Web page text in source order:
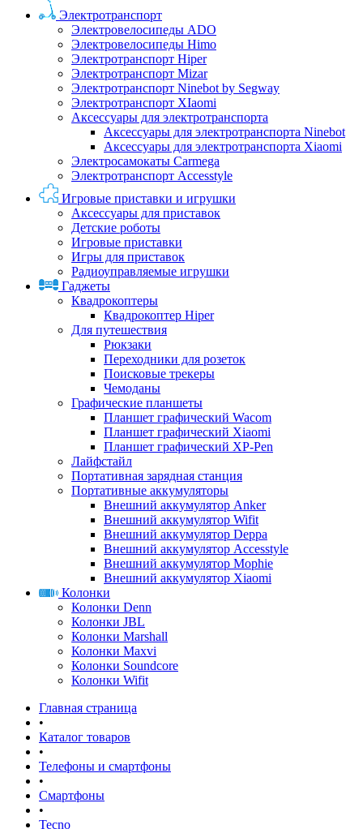
Электротранспорт
Электровелосипеды ADO
Электровелосипеды Himo
Электротранспорт Hiper
Электротранспорт Mizar
Электротранспорт Ninebot by Segway
Электротранспорт XIaomi
Аксессуары для электротранспорта
Аксессуары для электротранспорта Ninebot
Аксессуары для электротранспорта Xiaomi
Электросамокаты Carmega
Электротранспорт Accesstyle
Игровые приставки и игрушки
Аксессуары для приставок
Детские роботы
Игровые приставки
Игры для приставок
Радиоуправляемые игрушки
Гаджеты
Квадрокоптеры
Квадрокоптер Hiper
Для путешествия
Рюкзаки
Переходники для розеток
Поисковые трекеры
Чемоданы
Графические планшеты
Планшет графический Wacom
Планшет графический Xiaomi
Планшет графический XP-Pen
Лайфстайл
Портативная зарядная станция
Портативные аккумуляторы
Внешний аккумулятор Anker
Внешний аккумулятор Wifit
Внешний аккумулятор Deppa
Внешний аккумулятор Accesstyle
Внешний аккумулятор Mophie
Внешний аккумулятор Xiaomi
Колонки
Колонки Denn
Колонки JBL
Колонки Marshall
Колонки Maxvi
Колонки Soundcore
Колонки Wifit
Главная страница
•
Каталог товаров
•
Телефоны и смартфоны
•
Смартфоны
•
Tecno